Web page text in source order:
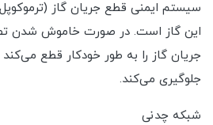
سیستم ایمنی قطع جریان گاز
این گاز است. در صورت خاموش شدن
جریان گاز را به طور خودکار قطع می‌کند
جلوگیری می‌کند.
شبکه چدنی